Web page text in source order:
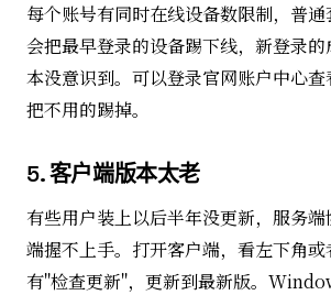
每个账号有同时在线设备数限制，普
会把最早登录的设备踢下线，新登录
本没意识到。可以登录官网账户中心查
把不用的踢掉。
5. 客户端版本太老
有些用户装上以后半年没更新，服务
端握不上手。打开客户端，看左下角
有"检查更新"，更新到最新版。